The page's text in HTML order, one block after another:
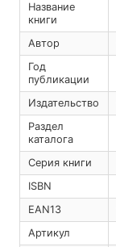
Название
книги
Автор
Год
публикации
Издательство
Раздел
каталога
Серия книги
ISBN
EAN13
Артикул